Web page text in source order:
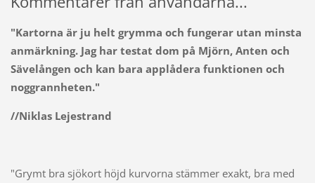
"Kartorna är ju helt grymma och fungerar utan minsta
anmärkning. Jag har testat dom på Mjörn, Anten och
Sävelången och kan bara applådera funktionen och
noggrannheten."
//Niklas Lejestrand
"Grymt bra sjökort höjd kurvorna stämmer exakt, bra med